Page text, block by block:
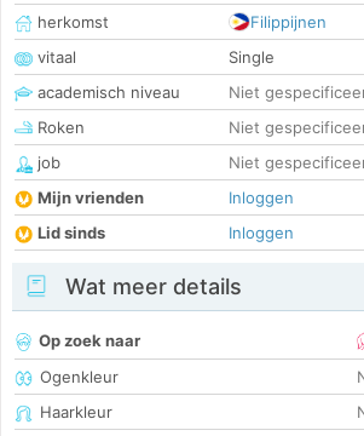
herkomst
Filippijnen
vitaal
Single
academisch niveau
Niet
Roken
Niet
job
Niet
Mijn vrienden
Inloggen
Lid sinds
Inloggen
Wat meer details
Op zoek naar
Ogenkleur
Haarkleur